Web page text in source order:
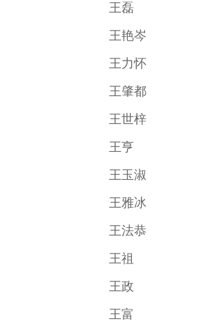
王磊
王艳岑
王力怀
王肇都
王世梓
王亨
王玉淑
王雅冰
王法恭
王祖
王政
王富